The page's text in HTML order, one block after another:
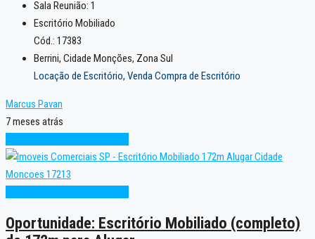
Sala Reunião: 1
Escritório Mobiliado
Cód.: 17383
Berrini, Cidade Monções, Zona Sul
Locação de Escritório, Venda Compra de Escritório
Marcus Pavan
7 meses atrás
Oportunidade: Escritório Mobiliado (completo)